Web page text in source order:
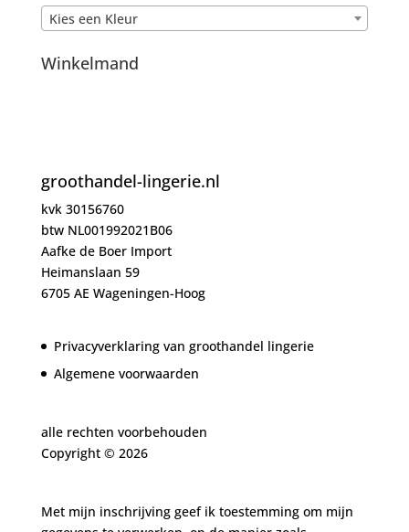
Kies een Kleur
Winkelmand
groothandel-lingerie.nl
kvk 30156760
btw NL001992021B06
Aafke de Boer Import
Heimanslaan 59
6705 AE Wageningen-Hoog
Privacyverklaring van groothandel lingerie
Algemene voorwaarden
alle rechten voorbehouden
Copyright © 2026
Met mijn inschrijving geef ik toestemming om mijn